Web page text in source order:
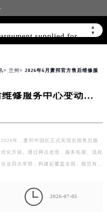
▲
▼
countryt/two/
> 兰州 > 2026年6月萧邦官方售后维修服
2026年6月萧邦官方售后维修服务中心变动及保养点新增通告文件内容
2026年，萧邦中国区正式实现全国售后服
化升级。通过网点改造、服务拓展、流程
这四大举措，构建起覆盖全国、规范有
 2026-07-05